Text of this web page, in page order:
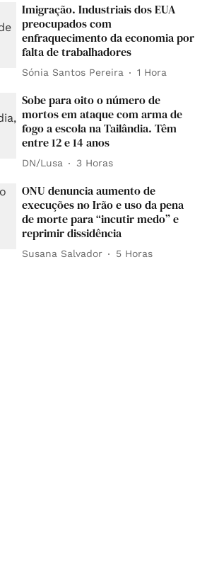
Imigração. Industriais dos EUA
preocupados com
enfraquecimento da economia por
falta de trabalhadores
Sónia Santos Pereira 1 Hora
Sobe para oito o número de
mortos em ataque com arma de
fogo a escola na Tailândia. Têm
entre 12 e 14 anos
DN/Lusa 3 Horas
ONU denuncia aumento de
execuções no Irão e uso da pena
de morte para “incutir medo” e
reprimir dissidência
Susana Salvador 5 Horas